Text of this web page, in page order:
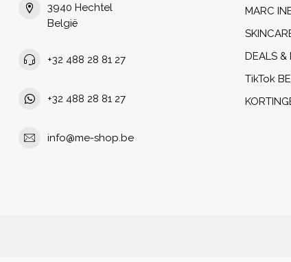
3940 Hechtel
België
+32 488 28 81 27
+32 488 28 81 27
info@me-shop.be
MARC
DEALS &
TikTok